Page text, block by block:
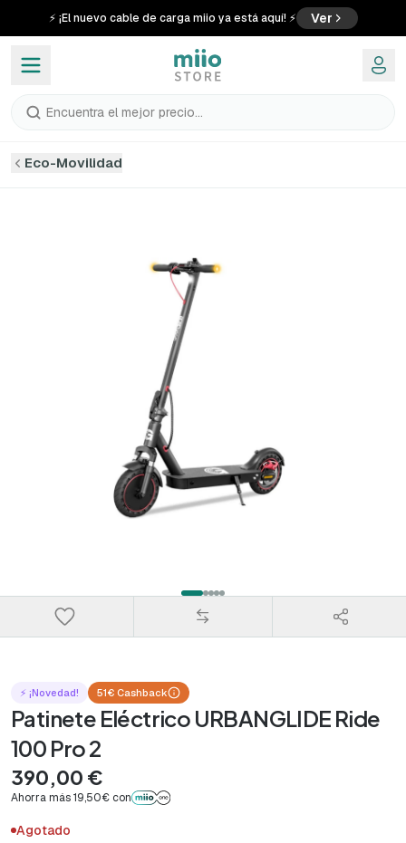
⚡ ¡El nuevo cable de carga miio ya está aquí! ⚡ Ver
Encuentra el mejor precio...
Eco-Movilidad
⚡ ¡Novedad! 51€ Cashback
Patinete Eléctrico URBANGLIDE Ride
100 Pro 2
390,00 €
Ahorra más 19,50€ con
Agotado